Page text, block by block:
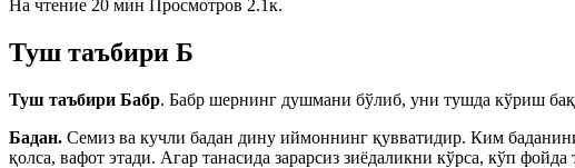
На чтение 20 мин Просмотров 2.1к.
Туш таъбири Б
Туш таъбири Бабр. Бабр шернинг душмани бўлиб, уни тушда кўриш
Бадан. Семиз ва кучли бадан дину иймоннинг қувватидир. Ким
қолса, вафот этади. Агар танасида зарарсиз зиёдаликни кўрса, кўп фойда